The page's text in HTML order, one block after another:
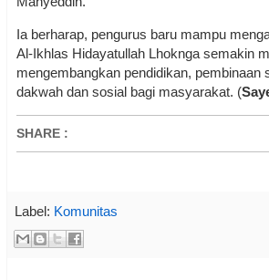
Ia berharap, pengurus baru mampu
Al-Ikhlas Hidayatullah Lhoknga semakin
mengembangkan pendidikan, pembinaan
dakwah dan sosial bagi masyarakat. (
SHARE :
Label: Komunitas